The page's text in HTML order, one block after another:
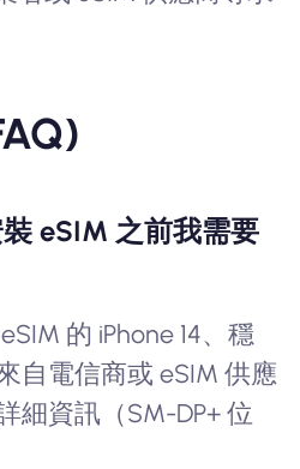
eSIM 之前我需要
的 iPhone 14、穩
自電信商或 eSIM 供應
細資訊（SM-DP+ 位